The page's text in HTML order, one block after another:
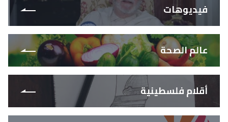
فيديوهات
عالم الصحة
أقلام فلسطينية